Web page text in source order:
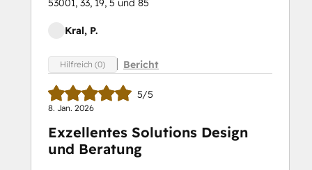
53001, 33, 19, 5 und 85
Kral, P.
Hilfreich (0) Bericht
5/5
8. Jan. 2026
Exzellentes Solutions Design
und Beratung